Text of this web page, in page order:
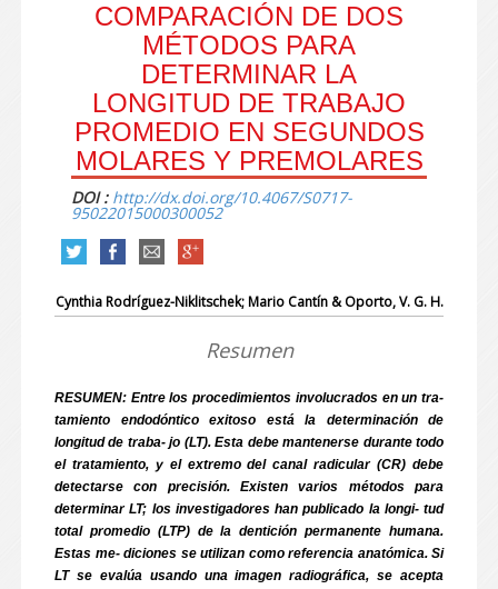
COMPARACIÓN DE DOS
MÉTODOS PARA
DETERMINAR LA
LONGITUD DE TRABAJO
PROMEDIO EN SEGUNDOS
MOLARES Y PREMOLARES
DOI : http://dx.doi.org/10.4067/S0717-
95022015000300052
Cynthia Rodríguez-Niklitschek; Mario Cantín & Oporto, V. G. H.
Resumen
RESUMEN: Entre los procedimientos involucrados en un tra-
tamiento endodóntico exitoso está la determinación de
longitud de traba- jo (LT). Esta debe mantenerse durante todo
el tratamiento, y el extremo del canal radicular (CR) debe
detectarse con precisión. Existen varios métodos para
determinar LT; los investigadores han publicado la longi- tud
total promedio (LTP) de la dentición permanente humana.
Estas me- diciones se utilizan como referencia anatómica. Si
LT se evalúa usando una imagen radiográfica, se acepta